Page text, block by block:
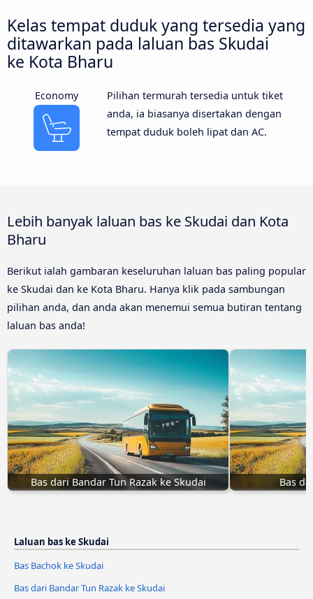
Kelas tempat duduk yang tersedia yang
ditawarkan pada laluan bas Skudai
ke Kota Bharu
Economy
Pilihan termurah tersedia untuk tiket
anda, ia biasanya disertakan dengan
tempat duduk boleh lipat dan AC.
Lebih banyak laluan bas ke Skudai dan Kota
Bharu
Berikut ialah gambaran keseluruhan laluan bas paling popular
ke Skudai dan ke Kota Bharu. Hanya klik pada sambungan
pilihan anda, dan anda akan menemui semua butiran tentang
laluan bas anda!
Bas dari Bandar Tun Razak ke Skudai Bas
Laluan bas ke Skudai
Bas Bachok ke Skudai
Bas dari Bandar Tun Razak ke Skudai